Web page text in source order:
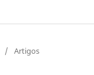
/ Artigos